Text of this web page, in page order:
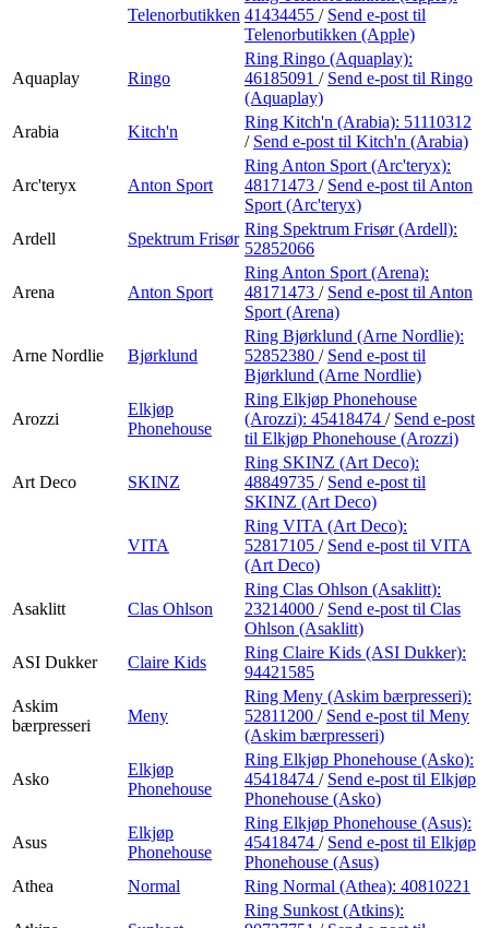
Telenorbutikken 41434455 / Send e-post til
Telenorbutikken (Apple)
Aquaplay Ringo
Ring Ringo (Aquaplay):
46185091 / Send e-post til Ringo
(Aquaplay)
Arabia
Kitch'n
Ring Kitch'n (Arabia): 51110312
/ Send e-post til Kitch'n (Arabia)
Arc'teryx Anton Sport
Ring Anton Sport (Arc'teryx):
48171473 / Send e-post til Anton
Sport (Arc'teryx)
Ardell
Spektrum Frisør
Ring Spektrum Frisør (Ardell):
52852066
Arena Anton Sport
Ring Anton Sport (Arena):
48171473 / Send e-post til Anton
Sport (Arena)
Arne Nordlie Bjørklund
Ring Bjørklund (Arne Nordlie):
52852380 / Send e-post til
Bjørklund (Arne Nordlie)
Arozzi
Elkjøp
Phonehouse
Ring Elkjøp Phonehouse
(Arozzi): 45418474 / Send e-post
til Elkjøp Phonehouse (Arozzi)
Art Deco SKINZ
Ring SKINZ (Art Deco):
48849735 / Send e-post til
SKINZ (Art Deco)
VITA
Ring VITA (Art Deco):
52817105 / Send e-post til VITA
(Art Deco)
Asaklitt Clas Ohlson
Ring Clas Ohlson (Asaklitt):
23214000 / Send e-post til Clas
Ohlson (Asaklitt)
ASI Dukker
Claire Kids
Ring Claire Kids (ASI Dukker):
94421585
Askim
bærpresseri
Meny
Ring Meny (Askim bærpresseri):
52811200 / Send e-post til Meny
(Askim bærpresseri)
Asko
Elkjøp
Phonehouse
Ring Elkjøp Phonehouse (Asko):
45418474 / Send e-post til Elkjøp
Phonehouse (Asko)
Asus
Elkjøp
Phonehouse
Ring Elkjøp Phonehouse (Asus):
45418474 / Send e-post til Elkjøp
Phonehouse (Asus)
Athea
Normal Ring Normal (Athea): 40810221
Ring Sunkost (Atkins):